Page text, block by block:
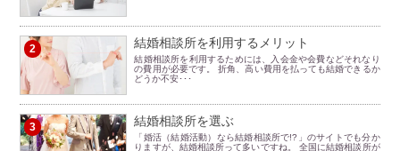
2 結婚相談所を利用するメリット
結婚相談所を利用するためには、入会金や会費などそれなり
の費用が必要です。 折角、高い費用を払っても結婚できるか
どうか不安･･･
3 結婚相談所を選ぶ
「婚活（結婚活動）なら結婚相談所で!?」のサイトでも分か
りますが、結婚相談所って多いですね。 全国に結婚相談所が